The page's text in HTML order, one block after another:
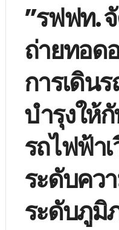
”รฟฟท.
ถ่ายทอด
การเดิน
บำรุงให้กั
รถไฟฟ้า
ระดับคว
ระดับภูมิ